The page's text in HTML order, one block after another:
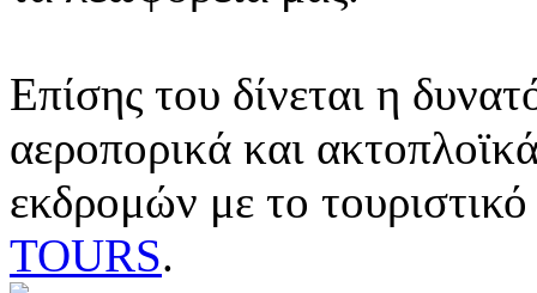
Επίσης του δίνεται η
αεροπορικά και
εκδρομών με το
TOURS.